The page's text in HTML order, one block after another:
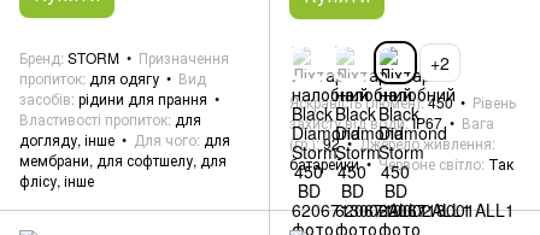
Бренд STORM
Призначення
пропиток для одягу
Вид
засобів рідини для прання
Властивості пропиток для
догляду, інше
Для чого для
мембрани, для софтшелу, для
флісу, інше
+2
Яскравість (люмен) 450
Рівень
захисту від води IP67
Вага
(гр.) 92
Джерело живлення
батарейки
Червоне світло Так